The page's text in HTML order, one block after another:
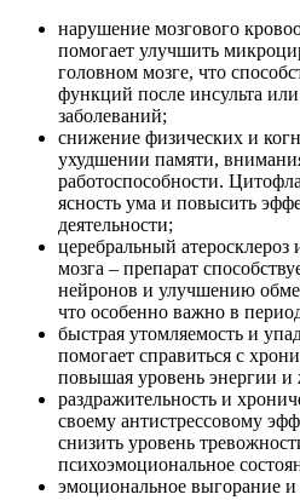
нарушение мозгового
помогает улучшить
головном мозге, что
функций после инсульта
заболеваний;
снижение физических и
ухудшении памяти,
работоспособности.
ясность ума и повысить
деятельности;
церебральный атеросклероз
мозга – препарат
нейронов и улучшению
что особенно важно в
быстрая утомляемость и
помогает справиться с
повышая уровень энергии и
раздражительность и
своему антистрессовому
снизить уровень
психоэмоциональное
эмоциональное выгорание